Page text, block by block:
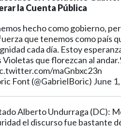
la Cuenta Pública
hecho como gobierno,
que tenemos como país
cada día. Estoy
Violetas que florezcan al
maGnbxc23n
Font (@GabrielBoric) June
Alberto Undurraga (DC):
el discurso fue bastante